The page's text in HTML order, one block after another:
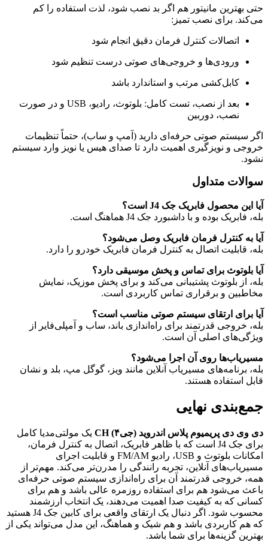
حتی بهترین مانیتور هم اگر بد نصب شود، لذت استفاده را کم
می‌کند. برای نصب تمیز:
اتصالات کنترل فرمان دقیق انجام شود
ورودی‌ها و خروجی‌های صوتی درست تنظیم شود
کابل‌کشی مرتب و استاندارد باشد
بعد از نصب، تست کامل: بلوتوث، رادیو، USB و در صورت
نصب، دوربین
اگر سیستم صوتی حرفه‌ای دارید (آمپ و ساب)، حتماً تنظیمات
خروجی و نویزگیری اهمیت دارد تا صدای هیس یا نویز وارد سیستم
نشود.
سوالات متداول
آیا این محصول فابریک جک J4 است؟
بله، فابریک بوده و با داشبورد جک J4 هماهنگ است.
آیا به کنترل فرمان فابریک وصل می‌شود؟
بله، قابلیت اتصال به کنترل فرمان فابریک خودرو را دارد.
آیا بلوتوث برای تماس و پخش موسیقی دارد؟
بله، از بلوتوث پشتیبانی می‌کند و برای پخش موزیک، نمایش
مخاطبین و برقراری تماس کاربردی است.
آیا برای ارتقای سیستم صوتی مناسب است؟
بله، خروجی قدرتمند برای راه‌اندازی باند، ساب و آمپلی‌فایر از
ویژگی‌های اصلی آن است.
مسیریاب‌ها روی آن اجرا می‌شود؟
بله، برنامه‌های مسیریاب آنلاین مانند ویز، گوگل مپ، بلد و نشان
قابل استفاده هستند.
جمع‌بندی نهایی
دی وی دی پریمیوم پلاس اندروید (جی۴) CH
یک مولتی‌مدیا کامل
برای جک J4 است که با ظاهر فابریک، اتصال به کنترل فرمان،
امکانات بلوتوث و USB، رادیو FM/AM و قابلیت اجرای
مسیریاب‌های آنلاین، تجربه رانندگی را مدرن‌تر می‌کند. مهم‌تر از
همه، خروجی قدرتمند آن برای راه‌اندازی سیستم صوتی حرفه‌ای
باعث می‌شود هم برای استفاده روزمره عالی باشد و هم برای
کسانی که به کیفیت صدا اهمیت می‌دهند، یک انتخاب ارزشمند
محسوب شود. اگر دنبال یک ارتقای واقعی برای کابین جک J4 هستید
که هم کاربردی باشد و هم شیک و هماهنگ، این مدل می‌تواند یکی از
بهترین گزینه‌ها برای شما باشد.